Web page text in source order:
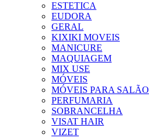
ESTETICA
EUDORA
GERAL
KIXIKI MOVEIS
MANICURE
MAQUIAGEM
MIX USE
MÓVEIS
MÓVEIS PARA SALÃO
PERFUMARIA
SOBRANCELHA
VISAT HAIR
VIZET